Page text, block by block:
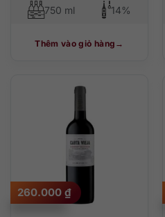
750 ml 14%
Thêm vào giỏ hàng
260.000 ₫